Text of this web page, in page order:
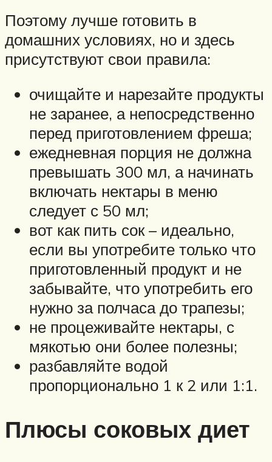
Поэтому лучше готовить в
домашних условиях, но и здесь
присутствуют свои правила:
очищайте и нарезайте продукты
не заранее, а непосредственно
перед приготовлением фреша;
ежедневная порция не должна
превышать 300 мл, а начинать
включать нектары в меню
следует с 50 мл;
вот как пить сок – идеально,
если вы употребите только что
приготовленный продукт и не
забывайте, что употребить его
нужно за полчаса до трапезы;
не процеживайте нектары, с
мякотью они более полезны;
разбавляйте водой
пропорционально 1 к 2 или 1:1.
Плюсы соковых диет